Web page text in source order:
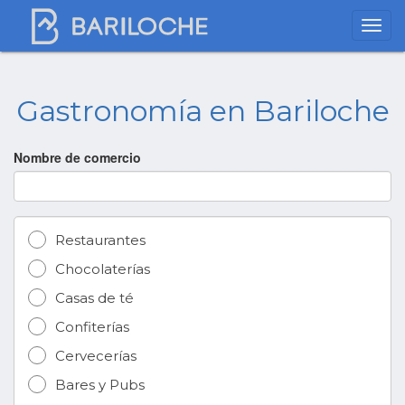
Gastronomía en Bariloche
Nombre de comercio
Restaurantes
Chocolaterías
Casas de té
Confiterías
Cervecerías
Bares y Pubs